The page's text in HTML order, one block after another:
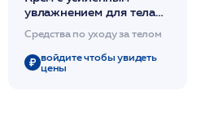
увлажнением для тела
Средства по уходу за телом
войдите чтобы увидеть
цены